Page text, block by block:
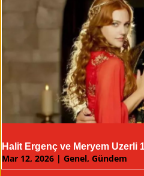
Halit Ergenç ve Meryem Uzerli
Mar 12, 2026 | Genel, Gündem